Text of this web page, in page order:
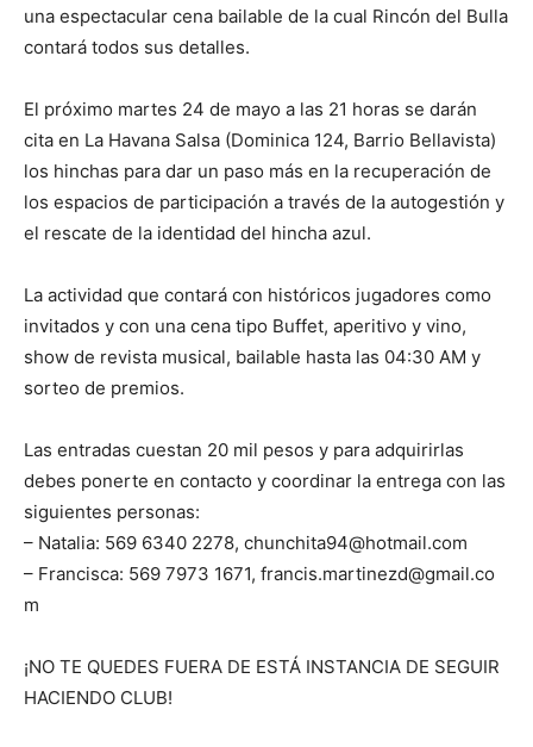
una espectacular cena bailable de la cual Rincón del Bulla
contará todos sus detalles.
El próximo martes 24 de mayo a las 21 horas se darán
cita en La Havana Salsa (Dominica 124, Barrio Bellavista)
los hinchas para dar un paso más en la recuperación de
los espacios de participación a través de la autogestión y
el rescate de la identidad del hincha azul.
La actividad que contará con históricos jugadores como
invitados y con una cena tipo Buffet, aperitivo y vino,
show de revista musical, bailable hasta las 04:30 AM y
sorteo de premios.
Las entradas cuestan 20 mil pesos y para adquirirlas
debes ponerte en contacto y coordinar la entrega con las
siguientes personas:
– Natalia: 569 6340 2278, chunchita94@hotmail.com
– Francisca: 569 7973 1671, francis.martinezd@gmail.co
m
¡NO TE QUEDES FUERA DE ESTÁ INSTANCIA DE SEGUIR
HACIENDO CLUB!